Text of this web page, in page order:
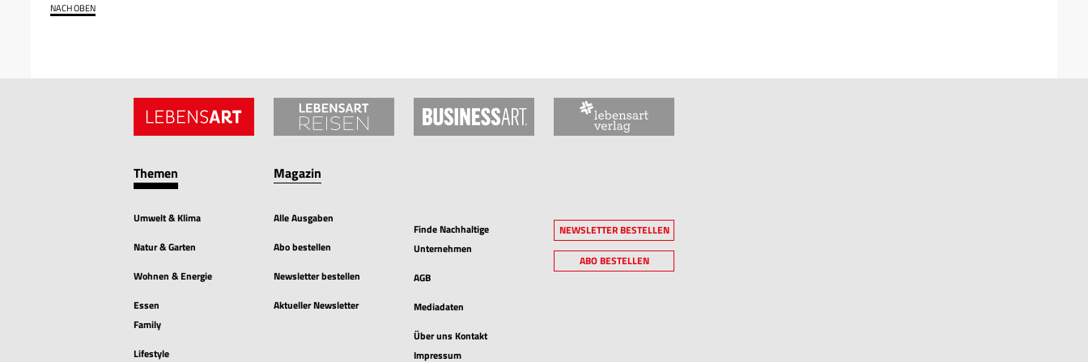
NACH OBEN
Themen
Umwelt & Klima
Natur & Garten
Wohnen & Energie
Essen
Family
Lifestyle
Magazin
Alle Ausgaben
Abo bestellen
Newsletter bestellen
Aktueller Newsletter
Finde Nachhaltige
Unternehmen
AGB
Mediadaten
Über uns Kontakt
Impressum
NEWSLETTER BESTELLEN
ABO BESTELLEN